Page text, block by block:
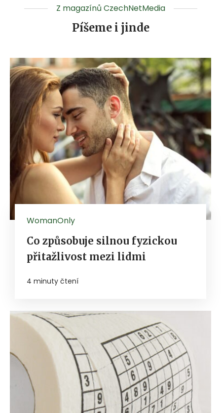
Z magazínů CzechNetMedia
Píšeme i jinde
WomanOnly
Co způsobuje silnou fyzickou
přitažlivost mezi lidmi
4 minuty čtení